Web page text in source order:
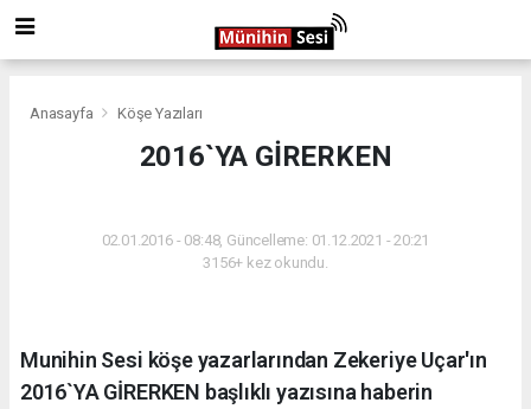
Anasayfa Köşe Yazıları
2016`YA GİRERKEN
02.01.2016 - 08:48, Güncelleme: 01.12.2021 - 20:21
3156+ kez okundu.
Munihin Sesi köşe yazarlarından Zekeriye Uçar'ın
2016`YA GİRERKEN başlıklı yazısına haberin